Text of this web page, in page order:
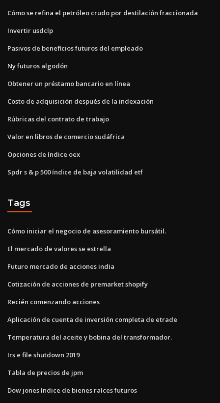
Cómo se refina el petróleo crudo por destilación fraccionada
Invertir usdclp
Pasivos de beneficios futuros del empleado
Ny futuros algodón
Obtener un préstamo bancario en línea
Costo de adquisición después de la indexación
Rúbricas del contrato de trabajo
Valor en libros de comercio sudáfrica
Opciones de índice oex
Spdr s & p 500 índice de baja volatilidad etf
Tags
Cómo iniciar el negocio de asesoramiento bursátil.
El mercado de valores se estrella
Futuro mercado de acciones india
Cotización de acciones de premarket shopify
Recién comenzando acciones
Aplicación de cuenta de inversión completa de etrade
Temperatura del aceite y bobina del transformador.
Irs e file shutdown 2019
Tabla de precios de jpm
Dow jones índice de bienes raíces futuros